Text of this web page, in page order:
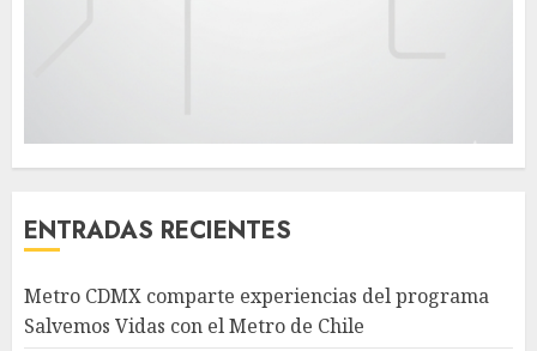
ENTRADAS RECIENTES
Metro CDMX comparte experiencias del programa
Salvemos Vidas con el Metro de Chile